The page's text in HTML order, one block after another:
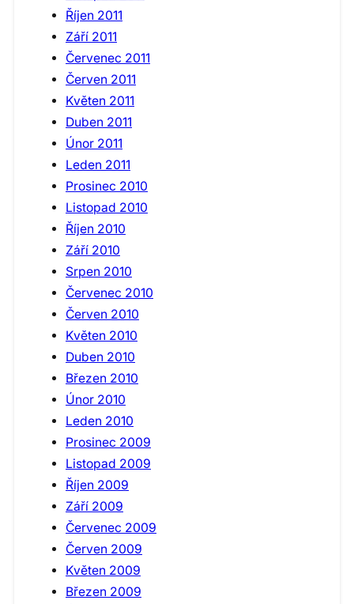
Říjen 2011
Září 2011
Červenec 2011
Červen 2011
Květen 2011
Duben 2011
Únor 2011
Leden 2011
Prosinec 2010
Listopad 2010
Říjen 2010
Září 2010
Srpen 2010
Červenec 2010
Červen 2010
Květen 2010
Duben 2010
Březen 2010
Únor 2010
Leden 2010
Prosinec 2009
Listopad 2009
Říjen 2009
Září 2009
Červenec 2009
Červen 2009
Květen 2009
Březen 2009